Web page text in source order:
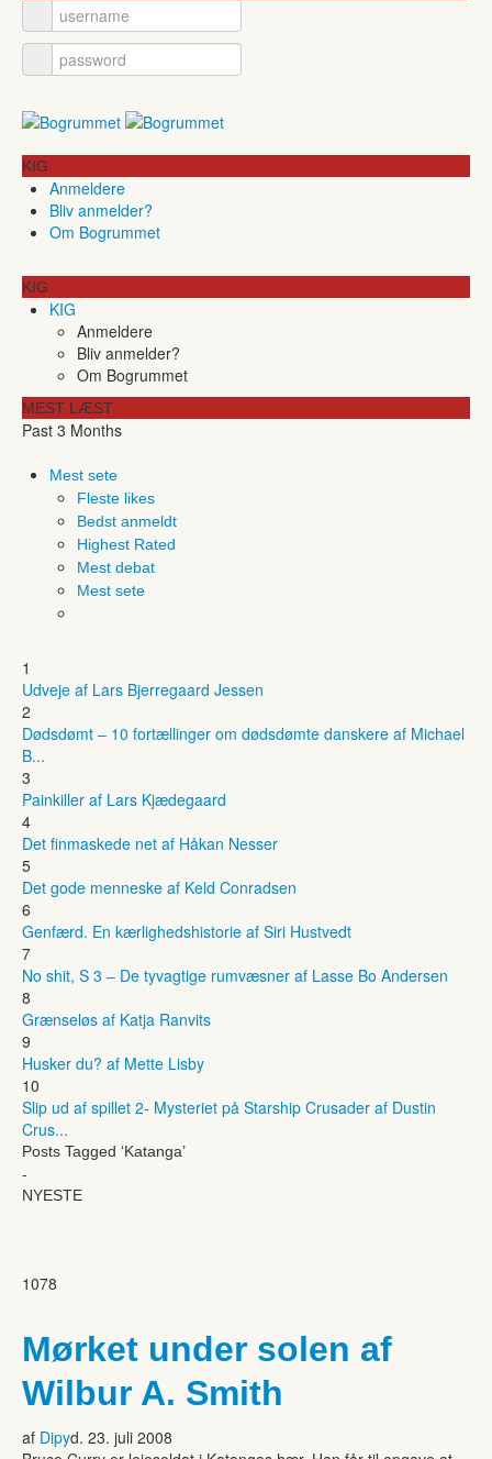
KIG
Anmeldere
Bliv anmelder?
Om Bogrummet
KIG
KIG
Anmeldere
Bliv anmelder?
Om Bogrummet
MEST LÆST
Past 3 Months
Mest sete
Fleste likes
Bedst anmeldt
Highest Rated
Mest debat
Mest sete
1
Udveje af Lars Bjerregaard Jessen
2
Dødsdømt – 10 fortællinger om dødsdømte danskere af Michael
B...
3
Painkiller af Lars Kjædegaard
4
Det finmaskede net af Håkan Nesser
5
Det gode menneske af Keld Conradsen
6
Genfærd. En kærlighedshistorie af Siri Hustvedt
7
No shit, S 3 – De tyvagtige rumvæsner af Lasse Bo Andersen
8
Grænseløs af Katja Ranvits
9
Husker du? af Mette Lisby
10
Slip ud af spillet 2- Mysteriet på Starship Crusader af Dustin
Crus...
Posts Tagged ‘Katanga’
-
NYESTE
1078
Mørket under solen af
Wilbur A. Smith
af Dipyd. 23. juli 2008